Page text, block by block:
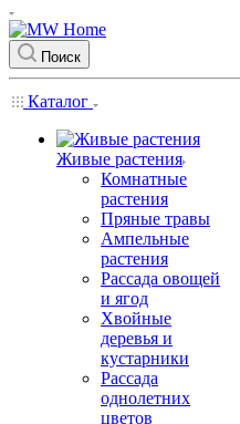
Поиск
Каталог
Живые растения
Комнатные
растения
Пряные травы
Ампельные
растения
Рассада овощей
и ягод
Хвойные
деревья и
кустарники
Рассада
однолетних
цветов